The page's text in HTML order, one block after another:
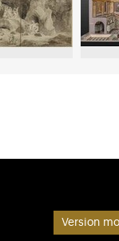
Version